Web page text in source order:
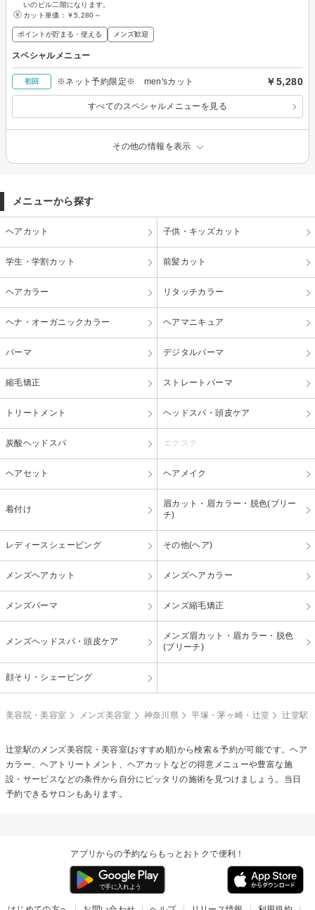
いのビル二階になります。
カット単価： ￥5,280～
ポイントが貯まる・使える メンズ歓迎
スペシャルメニュー
初回 ※ネット予約限定※ men'sカット ￥5,280
すべてのスペシャルメニューを見る
その他の情報を表示
メニューから探す
ヘアカット 子供・キッズカット
学生・学割カット 前髪カット
ヘアカラー リタッチカラー
ヘナ・オーガニックカラー ヘアマニキュア
パーマ デジタルパーマ
縮毛矯正 ストレートパーマ
トリートメント ヘッドスパ・頭皮ケア
炭酸ヘッドスパ エクステ
ヘアセット ヘアメイク
着付け
眉カット・眉カラー・脱色(ブリー
チ)
レディースシェービング その他(ヘア)
メンズヘアカット メンズヘアカラー
メンズパーマ メンズ縮毛矯正
メンズヘッドスパ・頭皮ケア
メンズ眉カット・眉カラー・脱色
(ブリーチ)
顔そり・シェービング
美容院・美容室 メンズ美容室 神奈川県 平塚・茅ヶ崎・辻堂 辻堂駅
辻堂駅のメンズ美容院・美容室(おすすめ順)から検索＆予約が可能です。ヘア
カラー、ヘアトリートメント、ヘアカットなどの得意メニューや豊富な施
設・サービスなどの条件から自分にピッタリの施術を見つけましょう。当日
予約できるサロンもあります。
アプリからの予約ならもっとおトクで便利！